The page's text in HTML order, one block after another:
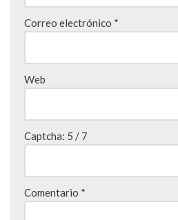
Correo electrónico *
Web
Captcha: 5 / 7
Comentario *